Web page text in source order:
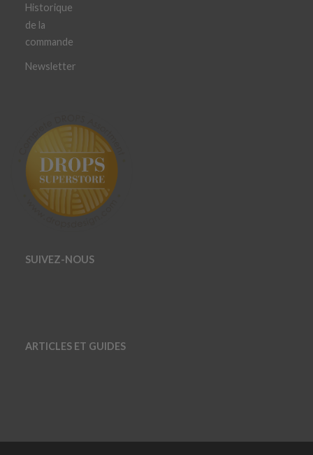
Historique
de la
commande
Newsletter
SUIVEZ-NOUS
ARTICLES ET GUIDES